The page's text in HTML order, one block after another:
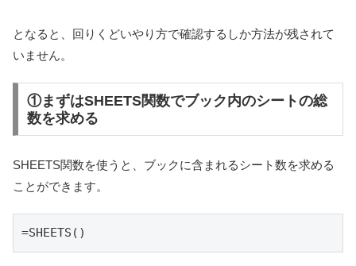
となると、回りくどいやり方で確認するしか方法が残されて
いません。
①まずはSHEETS関数でブック内のシートの総
数を求める
SHEETS関数を使うと、ブックに含まれるシート数を求める
ことができます。
=SHEETS()